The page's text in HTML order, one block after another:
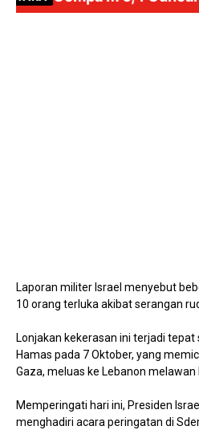
Laporan militer Israel menyebut
10 orang terluka akibat serangan
Lonjakan kekerasan ini terjadi
Hamas pada 7 Oktober, yang
Gaza, meluas ke Lebanon melawan
Memperingati hari ini, Presiden
menghadiri acara peringatan di